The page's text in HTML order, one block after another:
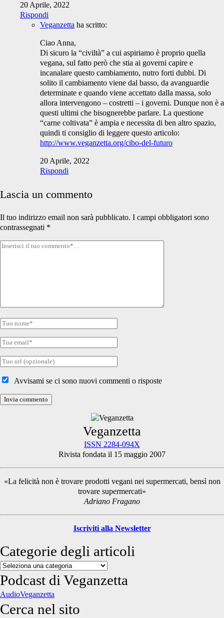
20 Aprile, 2022
Rispondi
Veganzetta ha scritto:
Ciao Anna,
Di sicuro la “civiltà” a cui aspiriamo è proprio quella
vegana, sul fatto però che stia ai governi capire e
incanalare questo cambiamento, nutro forti dubbi. Di
solito il cambiamento viene dal basso, da avanguardie
determinate e quando viene accettato dalla massa, solo
allora intervengono – costretti – i governi. Dunque non è a
questi ultimi che bisognerebbe parlare. La questione
“carne coltivata” è ampia e necessita di ben altro spazio,
quindi ti consiglio di leggere questo articolo:
http://www.veganzetta.org/cibo-del-futuro
20 Aprile, 2022
Rispondi
Lascia un commento
Il tuo indirizzo email non sarà pubblicato. I campi obbligatori sono
contrassegnati *
Tuo
Tuo
Tua
Tuo
internetAvvisami se ci sono nuovi commenti o risposte
Sidebar
Veganzetta
ISSN 2284-094X
Rivista fondata il 15 maggio 2007
«La felicità non è trovare prodotti vegani nei supermercati, bensì non
trovare supermercati»
Adriano Fragano
Iscriviti alla Newsletter
Categorie degli articoli
Categorie
degli
articoli
Podcast di Veganzetta
AudioVeganzetta
Cerca nel sito